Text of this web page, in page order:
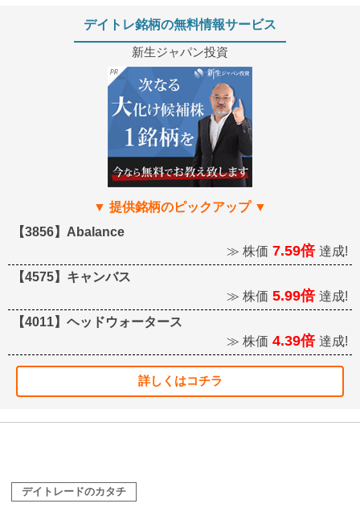
デイトレ銘柄の無料情報サービス
新生ジャパン投資
【3856】Abalance
≫ 株価 7.59倍 達成!
【4575】キャンバス
≫ 株価 5.99倍 達成!
【4011】ヘッドウォータース
≫ 株価 4.39倍 達成!
詳しくはコチラ
デイトレードのカタチ